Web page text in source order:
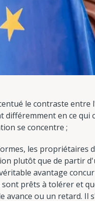
le contraste entre
en ce qui
se concentre ;
les propriétaires
plutôt que de partir
avantage
prêts à tolérer et
avance ou un retard. Il